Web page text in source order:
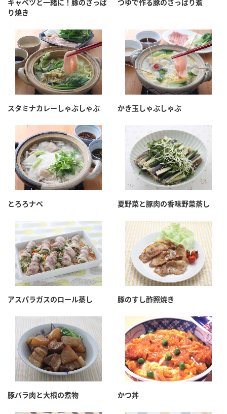
キャベツと一緒に！豚のさっぱ
り焼き
つゆで作る豚のさっぱり煮
スタミナカレーしゃぶしゃぶ かき玉しゃぶしゃぶ
とろろナベ 夏野菜と豚肉の香味野菜蒸し
アスパラガスのロール蒸し 豚のすし酢照焼き
豚バラ肉と大根の煮物 かつ丼